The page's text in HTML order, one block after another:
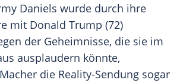
Daniels wurde durch ihre
mit Donald Trump (72)
der Geheimnisse, die sie im
ausplaudern könnte,
die Reality-Sendung sogar